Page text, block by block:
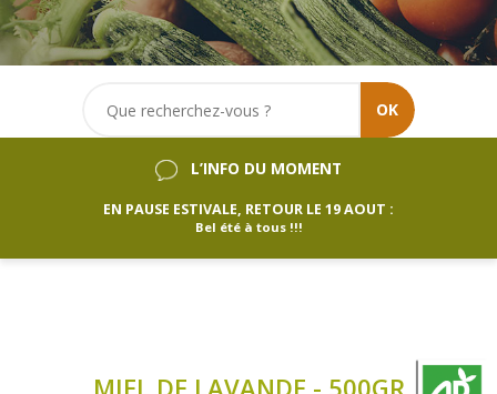
OK
L’INFO DU MOMENT
EN PAUSE ESTIVALE, RETOUR LE 19 AOUT :
Bel été à tous !!!